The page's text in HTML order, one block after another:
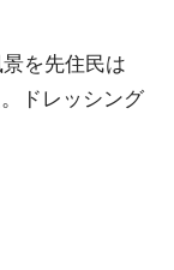
を先住民は
ドレッシング